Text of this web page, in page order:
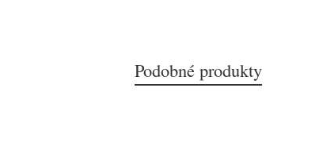
Podobné produkty